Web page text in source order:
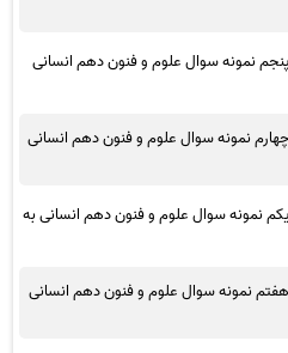
پنجم نمونه سوال علوم و فنون دهم انسانی
نمونه سوال علوم و فنون دهم انسانی
نمونه سوال علوم و فنون دهم انسانی به
هفتم نمونه سوال علوم و فنون دهم انسانی